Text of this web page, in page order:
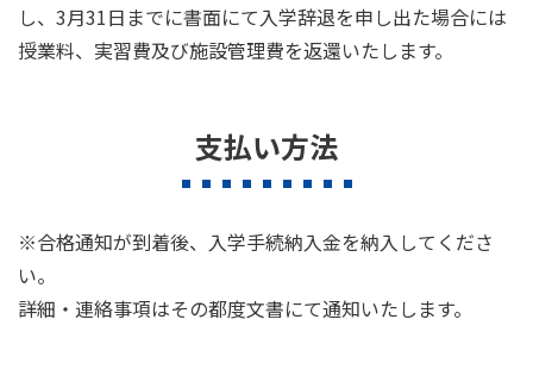
し、3月31日までに書面にて入学辞退を申し出た場合には
授業料、実習費及び施設管理費を返還いたします。
支払い方法
※合格通知が到着後、入学手続納入金を納入してくださ
い。
詳細・連絡事項はその都度文書にて通知いたします。